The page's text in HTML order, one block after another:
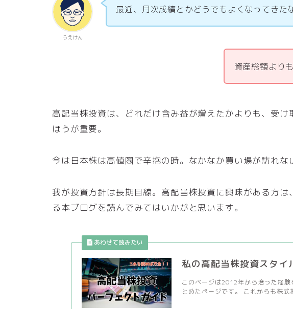
うえけん
最近、月次成績とかどうでもよくなってきた
資産総額より
高配当株投資は、どれだけ含み益が増えたかよりも、受
ほうが重要。
今は日本株は高値圏で辛抱の時。なかなか買い場が訪れな
我が投資方針は長期目線。高配当株投資に興味がある方
る本ブログを読んでみてはいかがと思います。
私の高配当株投資スタイ
このページは2012年から培った経
とめたページです。 これからも株